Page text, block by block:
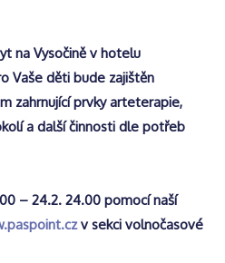
na Vysočině v hotelu
Vaše děti bude zajištěn
zahrnující prvky arteterapie,
a další činnosti dle potřeb
– 24.2. 24.00 pomocí naší
v sekci volnočasové